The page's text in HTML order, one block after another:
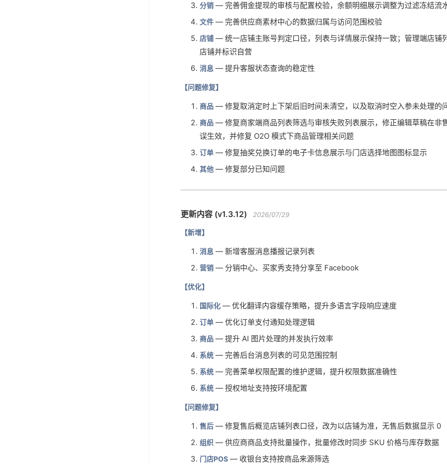
分销— 完善佣金提现的审核与配置校验，余额明细展示调整为过滤冻结流
文件— 完善供应商素材中心的数据归属与访问范围校验
店铺— 统一店铺主账号判定口径，列表与详情展示保持一致；管理端店铺
店铺并标识自营
消息— 提升客服状态查询的稳定性
【问题修复】
商品— 修复取消定时上下架后旧时间未清空，以及取消时空入参未处理的
商品— 修复商家端商品列表筛选与审核失败列表展示，修正编辑草稿在非
误生效，并修复 O2O 模式下商品管理相关问题
订单— 修复抽奖兑换订单的电子卡信息展示与门店选择地图图标显示
其他— 修复部分已知问题
更新内容 (v1.3.12) 2026/07/29
【新增】
消息 — 新增客服消息播报记录列表
营销— 分销中心、买家秀支持分享至 Facebook
【优化】
国际化— 优化翻译内容缓存策略，提升多语言字段响应速度
订单— 优化订单支付通知处理逻辑
商品— 提升 AI 图片处理的并发执行效率
系统— 完善后台消息列表的可见范围控制
系统— 完善菜单权限配置的维护逻辑，提升权限数据准确性
系统— 授权地址支持按环境配置
【问题修复】
售后— 修复售后概览店铺列表口径，改为以店铺为准，无售后数据显示 0
组织 — 供应商商品支持批量操作，批量修改时同步 SKU 价格与库存数据
门店POS— 收银台支持按商品来源筛选